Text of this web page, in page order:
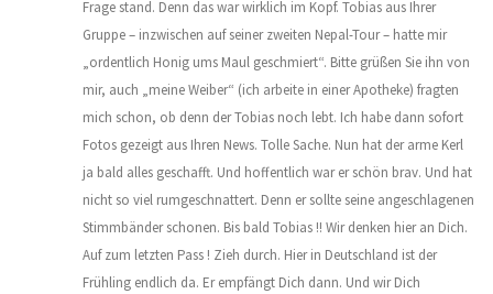
Frage stand. Denn das war wirklich im Kopf. Tobias aus Ihrer
Gruppe – inzwischen auf seiner zweiten Nepal-Tour – hatte mir
„ordentlich Honig ums Maul geschmiert“. Bitte grüßen Sie ihn von
mir, auch „meine Weiber“ (ich arbeite in einer Apotheke) fragten
mich schon, ob denn der Tobias noch lebt. Ich habe dann sofort
Fotos gezeigt aus Ihren News. Tolle Sache. Nun hat der arme Kerl
ja bald alles geschafft. Und hoffentlich war er schön brav. Und hat
nicht so viel rumgeschnattert. Denn er sollte seine angeschlagenen
Stimmbänder schonen. Bis bald Tobias !! Wir denken hier an Dich.
Auf zum letzten Pass ! Zieh durch. Hier in Deutschland ist der
Frühling endlich da. Er empfängt Dich dann. Und wir Dich